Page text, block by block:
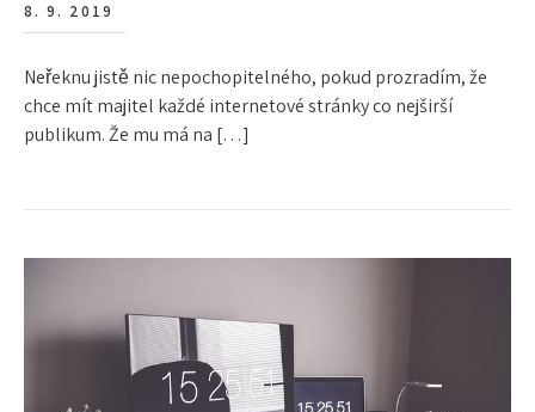
8. 9. 2019
Neřeknu jistě nic nepochopitelného, pokud prozradím, že
chce mít majitel každé internetové stránky co nejširší
publikum. Že mu má na […]